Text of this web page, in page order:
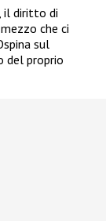
il diritto di
che ci
sul
del proprio